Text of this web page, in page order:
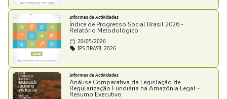
Informes de Actividades
Índice de Progresso Social Brasil 2026 -
Relatório Metodológico
20/05/2026
IPS BRASIL 2026
Informes de Actividades
Análise Comparativa da Legislação de
Regularização Fundiária na Amazônia Legal -
Resumo Executivo